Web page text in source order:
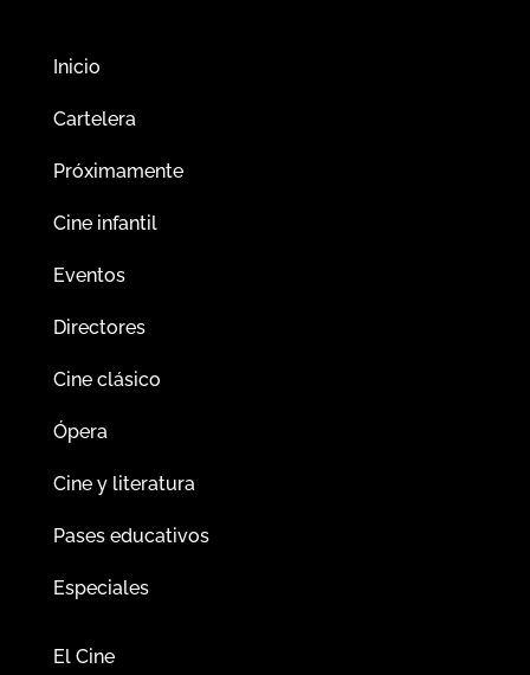
Inicio
Cartelera
Próximamente
Cine infantil
Eventos
Directores
Cine clásico
Ópera
Cine y literatura
Pases educativos
Especiales
El Cine